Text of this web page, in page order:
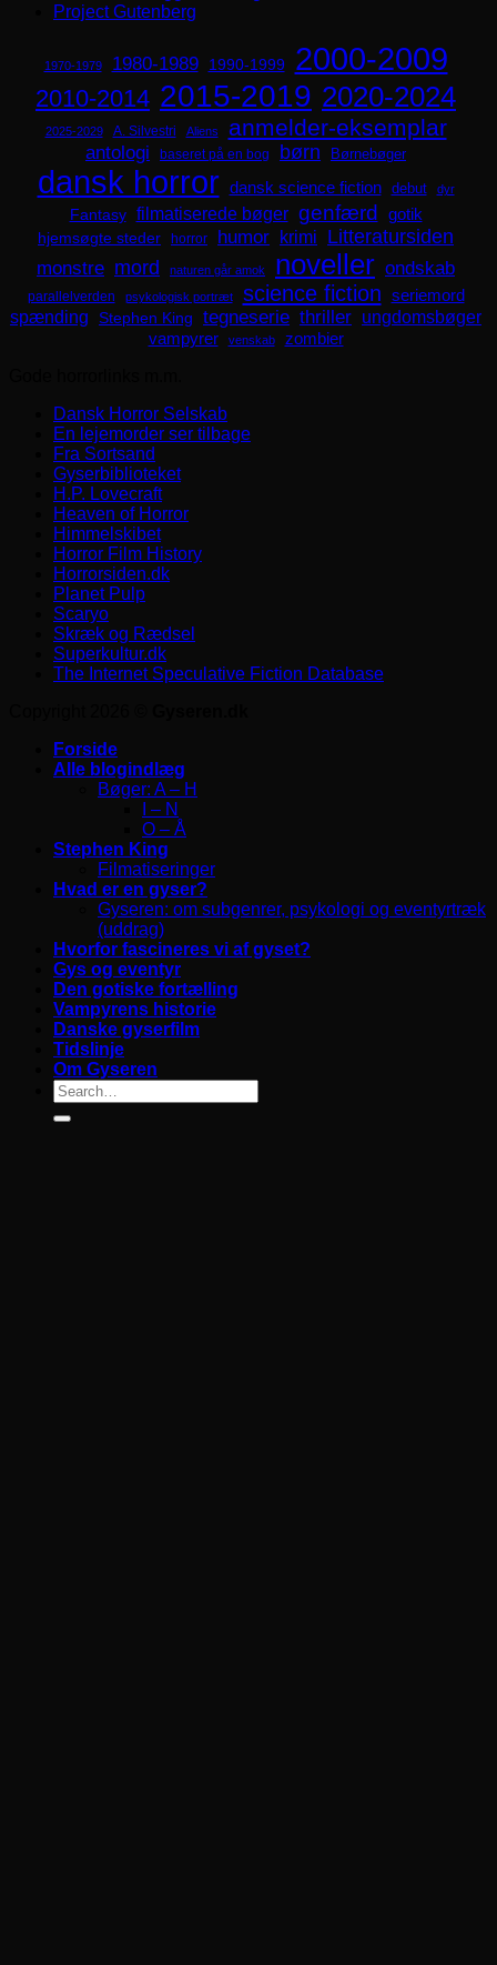
Project Gutenberg
1970-1979 1980-1989 1990-1999 2000-2009
2010-2014 2015-2019 2020-2024
2025-2029 A. Silvestri Aliens anmelder-eksemplar
antologi baseret på en bog børn Børnebøger
dansk horror dansk science fiction debut dyr
Fantasy filmatiserede bøger genfærd
gotik
hjemsøgte steder
horror humor krimi Litteratursiden
monstre mord naturen går amok noveller ondskab
parallelverden psykologisk portræt science fiction seriemord
spænding Stephen King tegneserie thriller ungdomsbøger
vampyrer venskab
zombier
Dansk Horror Selskab
En lejemorder ser tilbage
Fra Sortsand
Gyserbiblioteket
H.P. Lovecraft
Heaven of Horror
Himmelskibet
Horror Film History
Horrorsiden.dk
Planet Pulp
Scaryo
Skræk og Rædsel
Superkultur.dk
The Internet Speculative Fiction Database
Forside
Alle blogindlæg
Bøger: A – H
I – N
O – Å
Stephen King
Filmatiseringer
Hvad er en gyser?
Gyseren: om subgenrer, psykologi og eventyrtræk
(uddrag)
Hvorfor fascineres vi af gyset?
Gys og eventyr
Den gotiske fortælling
Vampyrens historie
Danske gyserfilm
Tidslinje
Om Gyseren